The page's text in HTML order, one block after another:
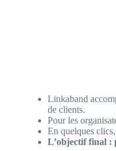
Linkaband
de clients.
Pour les
En quelques clics,
L’objectif final :